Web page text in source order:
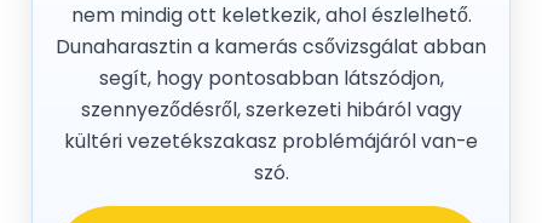
nem mindig ott keletkezik, ahol észlelhető.
Dunaharasztin a kamerás csővizsgálat abban
segít, hogy pontosabban látszódjon,
szennyeződésről, szerkezeti hibáról vagy
kültéri vezetékszakasz problémájáról van-e
szó.